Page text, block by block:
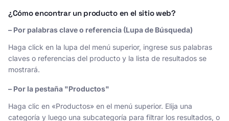
¿Cómo encontrar un producto en el sitio web?
– Por palabras clave o referencia (Lupa de Búsqueda)
Haga click en la lupa del menú superior, ingrese sus palabras
claves o referencias del producto y la lista de resultados se
mostrará.
– Por la pestaña "Productos"
Haga clic en «Productos» en el menú superior. Elija una
categoría y luego una subcategoría para filtrar los resultados, o